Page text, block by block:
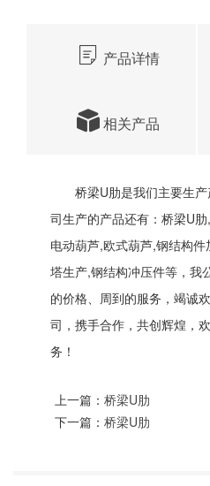
产品详情
相关产品
桥梁U肋是我们主要生
司生产的产品还有：桥梁U
电动葫芦,欧式葫芦,钢结构
塔生产,钢结构冲压件等，我
的价格、周到的服务，竭诚
司，携手合作，共创辉煌，
务！
上一篇： 桥梁U肋
下一篇： 桥梁U肋